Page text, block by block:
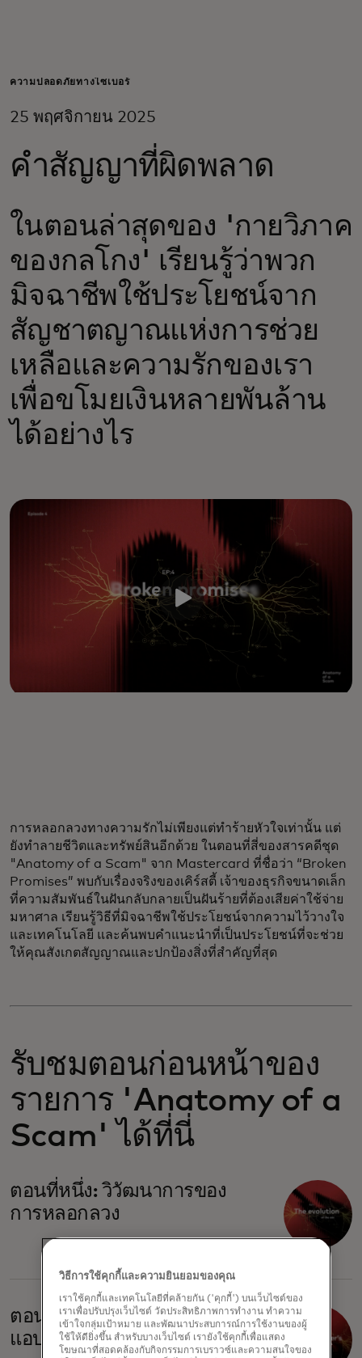
สำหรับธุรกิจ
สำหรับผู้สร้างนวัตกรรม
ข่าวสารและแนวโน้ม
ความปลอดภัยทางไซเบอร์
25 พฤศจิกายน 2025
คำสัญญาที่ผิดพลาด
ในตอนล่าสุดของ 'กายวิภาค
ของกลโกง' เรียนรู้ว่าพวก
มิจฉาชีพใช้ประโยชน์จาก
สัญชาตญาณแห่งการช่วย
เหลือและความรักของเรา
เพื่อขโมยเงินหลายพันล้าน
ได้อย่างไร
การหลอกลวงทางความรักไม่เพียงแต่ทำร้ายหัวใจเท่านั้น แต่
ยังทำลายชีวิตและทรัพย์สินอีกด้วย ในตอนที่สี่ของสารคดีชุด
"Anatomy of a Scam" จาก Mastercard ที่ชื่อว่า “Broken
Promises” พบกับเรื่องจริงของเคิร์สตี้ เจ้าของธุรกิจขนาดเล็ก
ที่ความสัมพันธ์ในฝันกลับกลายเป็นฝันร้ายที่ต้องเสียค่าใช้จ่าย
มหาศาล เรียนรู้วิธีที่มิจฉาชีพใช้ประโยชน์จากความไว้วางใจ
และเทคโนโลยี และค้นพบคำแนะนำที่เป็นประโยชน์ที่จะช่วย
ให้คุณสังเกตสัญญาณและปกป้องสิ่งที่สำคัญที่สุด
รับชมตอนก่อนหน้าของ
รายการ 'Anatomy of a
Scam' ได้ที่นี่
ตอนที่หนึ่ง: วิวัฒนาการของ
การหลอกลวง
ตอนที่สอง: กลยุทธ์ของคน
แอบอ้าง
วิธีการใช้คุกกี้และความยินยอมของคุณ
เราใช้คุกกี้และเทคโนโลยีที่คล้ายกัน ('คุกกี้') บนเว็บไซต์ของ
เราเพื่อปรับปรุงเว็บไซต์ วัดประสิทธิภาพการทำงาน ทำความ
เข้าใจกลุ่มเป้าหมาย และพัฒนาประสบการณ์การใช้งานของผู้
ใช้ให้ดียิ่งขึ้น สำหรับบางเว็บไซต์ เรายังใช้คุกกี้เพื่อแสดง
โฆษณาที่สอดคล้องกับกิจกรรมการเบราวซ์และความสนใจของ